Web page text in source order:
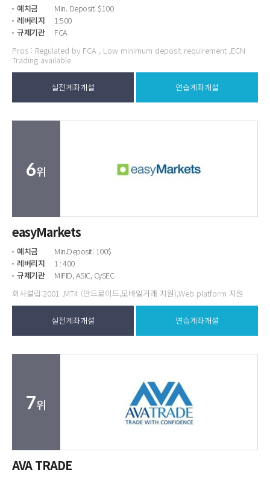
예치금
Min. Deposit: $100
레버리지
1:500
규제기관
FCA
Pros : Regulated by FCA , Low minimum deposit requirement ,ECN
Trading available
실전계좌개설 연습계좌개설
6위
easyMarkets
예치금
Min.Deposit: 100$
레버리지
1 : 400
규제기관
MiFID, ASIC, CySEC
회사설립:2001 ,MT4 (안드로이드,모바일거래 지원),Web platform 지원
실전계좌개설 연습계좌개설
7위
AVA TRADE